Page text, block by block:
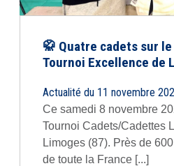
🥋 Quatre cadets sur
Tournoi Excellence de
Actualité du 11 novembre
Ce samedi 8 novembre
Tournoi Cadets/Cadettes
Limoges (87). Près de
de toute la France [...]